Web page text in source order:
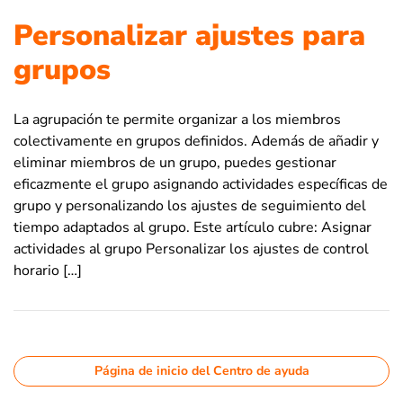
Personalizar ajustes para
grupos
La agrupación te permite organizar a los miembros
colectivamente en grupos definidos. Además de añadir y
eliminar miembros de un grupo, puedes gestionar
eficazmente el grupo asignando actividades específicas de
grupo y personalizando los ajustes de seguimiento del
tiempo adaptados al grupo. Este artículo cubre: Asignar
actividades al grupo Personalizar los ajustes de control
horario […]
Página de inicio del Centro de ayuda